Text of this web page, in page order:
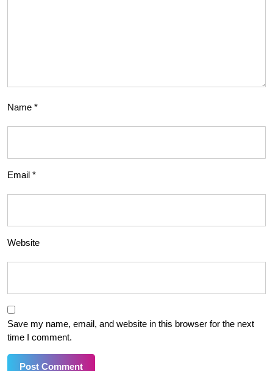
Name *
Email *
Website
Save my name, email, and website in this browser for the next
time I comment.